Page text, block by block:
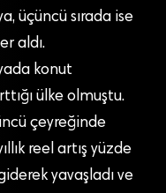
üçüncü sırada ise
aldı.
konut
ülke olmuştu.
çeyreğinde
reel artış yüzde
yavaşladı ve